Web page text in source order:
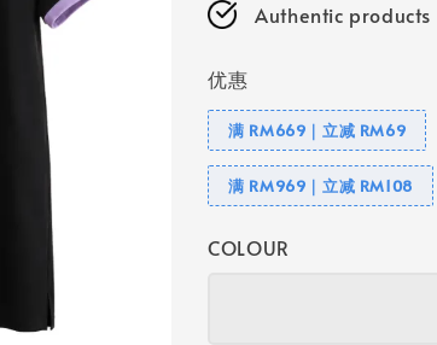
Authentic products
优惠
满 RM669｜立减 RM69
满 RM969｜立减 RM108
COLOUR